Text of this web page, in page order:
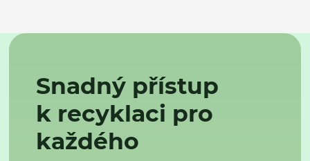
Snadný přístup
k recyklaci pro
každého